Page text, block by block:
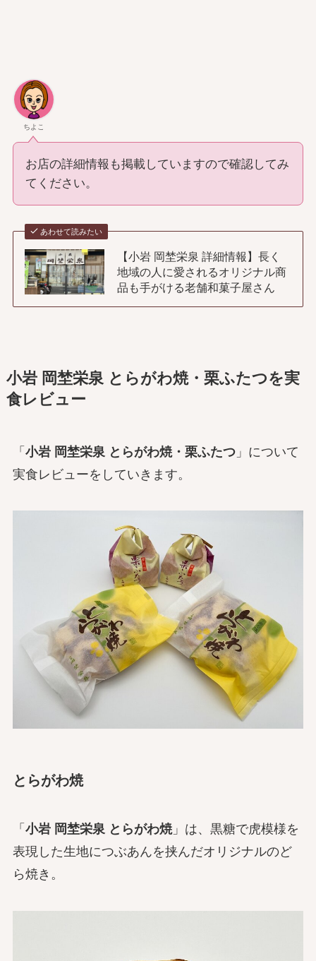
ちよこ
お店の詳細情報も掲載していますので確認してみ
てください。
あわせて読みたい
【小岩 岡埜栄泉 詳細情報】長く
地域の人に愛されるオリジナル商
品も手がける老舗和菓子屋さん
小岩 岡埜栄泉 とらがわ焼・栗ふたつを実
食レビュー
「 小岩 岡埜栄泉 とらがわ焼・栗ふたつ」について
実食レビューをしていきます。
とらがわ焼
「 小岩 岡埜栄泉 とらがわ焼」は、黒糖で虎模様を
表現した生地につぶあんを挟んだオリジナルのど
ら焼き。